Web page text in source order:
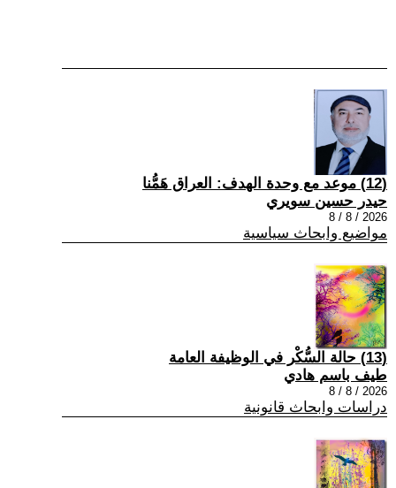
(12) موعد مع وحدة الهدف: العراق هَمُّنا
حيدر حسين سويري
2026 / 8 / 8
مواضيع وابحاث سياسية
(13) حالة السُّكْر في الوظيفة العامة
طيف باسم هادي
2026 / 8 / 8
دراسات وابحاث قانونية